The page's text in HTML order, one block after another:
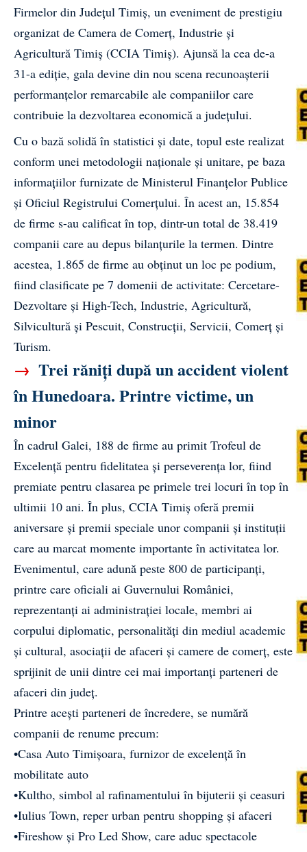
Firmelor din Județul Timiș, un eveniment de prestigiu
organizat de Camera de Comerț, Industrie și
Agricultură Timiș (CCIA Timiș). Ajunsă la cea de-a
31-a ediție, gala devine din nou scena recunoașterii
performanțelor remarcabile ale companiilor care
contribuie la dezvoltarea economică a județului.
Cu o bază solidă în statistici și date, topul este realizat
conform unei metodologii naționale și unitare, pe baza
informațiilor furnizate de Ministerul Finanțelor Publice
și Oficiul Registrului Comerțului. În acest an, 15.854
de firme s-au calificat în top, dintr-un total de 38.419
companii care au depus bilanțurile la termen. Dintre
acestea, 1.865 de firme au obținut un loc pe podium,
fiind clasificate pe 7 domenii de activitate: Cercetare-
Dezvoltare și High-Tech, Industrie, Agricultură,
Silvicultură și Pescuit, Construcții, Servicii, Comerț și
Turism.
→ Trei răniți după un accident violent
în Hunedoara. Printre victime, un
minor
În cadrul Galei, 188 de firme au primit Trofeul de
Excelență pentru fidelitatea și perseverența lor, fiind
premiate pentru clasarea pe primele trei locuri în top în
ultimii 10 ani. În plus, CCIA Timiș oferă premii
aniversare și premii speciale unor companii și instituții
care au marcat momente importante în activitatea lor.
Evenimentul, care adună peste 800 de participanți,
printre care oficiali ai Guvernului României,
reprezentanți ai administrației locale, membri ai
corpului diplomatic, personalități din mediul academic
și cultural, asociații de afaceri și camere de comerț, este
sprijinit de unii dintre cei mai importanți parteneri de
afaceri din județ.
Printre acești parteneri de încredere, se numără
companii de renume precum:
•Casa Auto Timișoara, furnizor de excelență în
mobilitate auto
•Kultho, simbol al rafinamentului în bijuterii și ceasuri
•Iulius Town, reper urban pentru shopping și afaceri
•Fireshow și Pro Led Show, care aduc spectacole